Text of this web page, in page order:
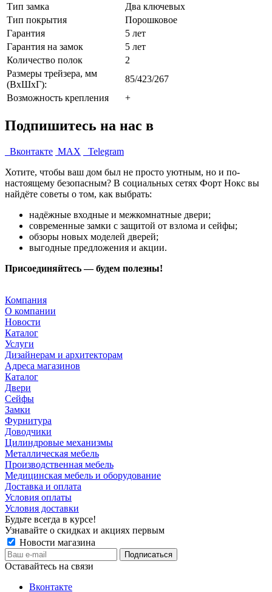
Тип замка
Два ключевых
Тип покрытия
Порошковое
Гарантия
5 лет
Гарантия на замок
5 лет
Количество полок
2
Размеры трейзера, мм
(ВхШхГ):
85/423/267
Возможность крепления
+
Подпишитесь на нас в
Вконтакте MAX
Telegram
Хотите, чтобы ваш дом был не просто уютным, но и по-
настоящему безопасным? В социальных сетях Форт Нокс вы
найдёте советы о том, как выбрать:
надёжные входные и межкомнатные двери;
современные замки с защитой от взлома и сейфы;
обзоры новых моделей дверей;
выгодные предложения и акции.
Присоединяйтесь — будем полезны!
Компания
О компании
Новости
Каталог
Услуги
Дизайнерам и архитекторам
Адреса магазинов
Каталог
Двери
Сейфы
Замки
Фурнитура
Доводчики
Цилиндровые механизмы
Металлическая мебель
Производственная мебель
Медицинская мебель и оборудование
Доставка и оплата
Условия оплаты
Условия доставки
Будьте всегда в курсе!
Узнавайте о скидках и акциях первым
Новости магазина
Оставайтесь на связи
Вконтакте